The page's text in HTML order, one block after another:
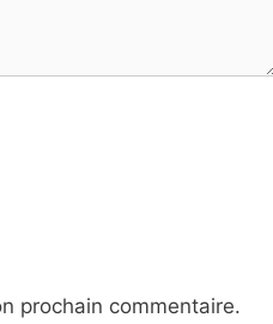
prochain commentaire.